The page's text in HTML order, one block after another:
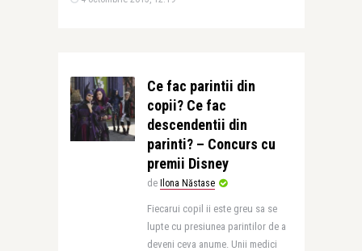
Ce fac parintii din
copii? Ce fac
descendentii din
parinti? – Concurs cu
premii Disney
de Ilona Năstase
Fiecarui copil ii este greu sa se
lupte cu presiunea parintilor de a
deveni ceva anume. Unii medici